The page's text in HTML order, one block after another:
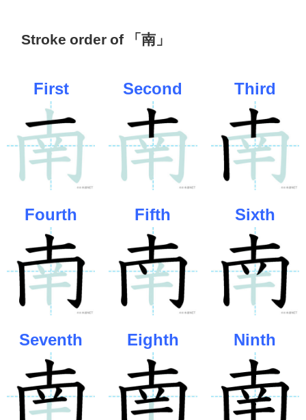
Stroke order of 「南」
First Second Third
Fourth Fifth Sixth
Seventh Eighth Ninth